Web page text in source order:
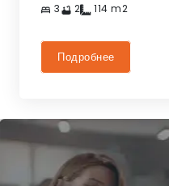
3 2 114 m2
Подробнее